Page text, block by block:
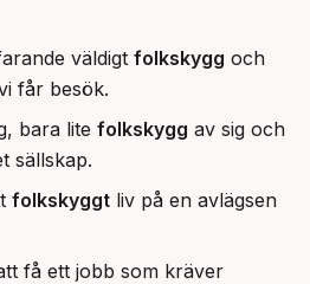
väldigt folkskygg och
får besök.
bara lite folkskygg av sig och
sällskap.
folkskyggt liv på en avlägsen
få ett jobb som kräver